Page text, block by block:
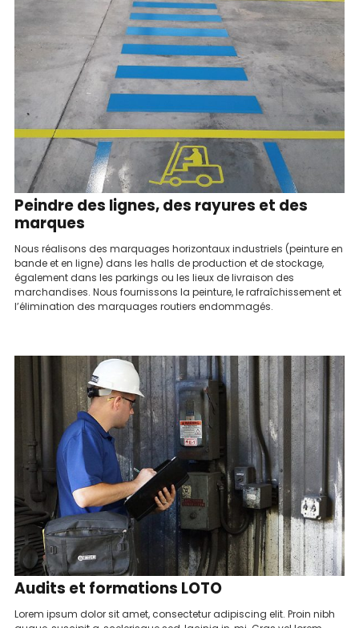
Peindre des lignes, des rayures et des
marques
Nous réalisons des marquages ​​horizontaux industriels (peinture en
bande et en ligne) dans les halls de production et de stockage,
également dans les parkings ou les lieux de livraison des
marchandises. Nous fournissons la peinture, le rafraîchissement et
l’élimination des marquages ​​routiers endommagés.
Audits et formations LOTO
Lorem ipsum dolor sit amet, consectetur adipiscing elit. Proin nibh